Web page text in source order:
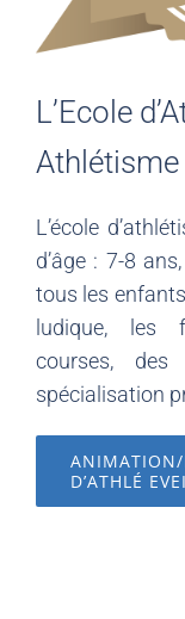
L’Ecole
L’école
d’âge : 7-8
tous les
ludique, les
courses,
spécialisation
ANIMATION/
D’ATHLÉ